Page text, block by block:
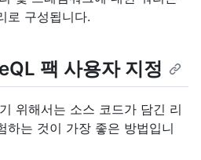
로 구성됩니다.
팩 사용자 지정
위해서는 소스 코드가 담긴 리
하는 것이 가장 좋은 방법입니